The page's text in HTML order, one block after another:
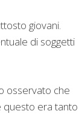
giovani.
di soggetti
osservato che
questo era tanto